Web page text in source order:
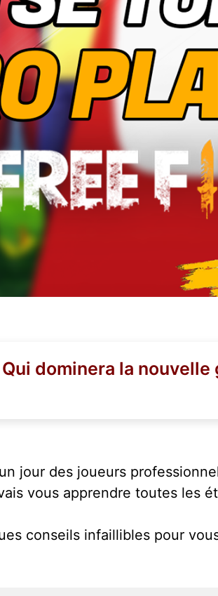
dominera la nouvelle
jour des joueurs
vous apprendre toutes les
conseils infaillibles pour